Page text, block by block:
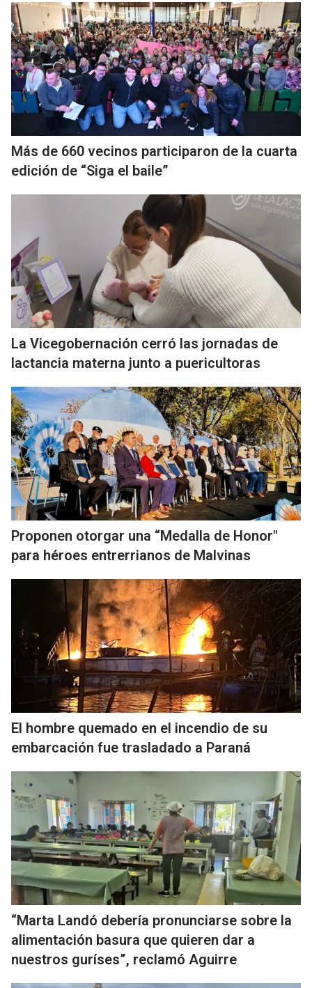
Más de 660 vecinos participaron de la cuarta
edición de “Siga el baile”
La Vicegobernación cerró las jornadas de
lactancia materna junto a puericultoras
Proponen otorgar una “Medalla de Honor"
para héroes entrerrianos de Malvinas
El hombre quemado en el incendio de su
embarcación fue trasladado a Paraná
“Marta Landó debería pronunciarse sobre la
alimentación basura que quieren dar a
nuestros guríses”, reclamó Aguirre